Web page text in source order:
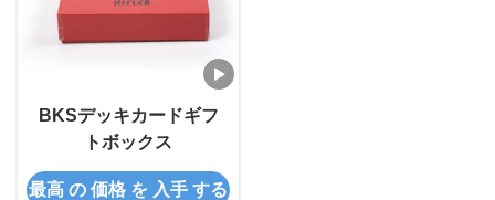
BKSデッキカードギフ
トボックス
最高 の 価格 を 入手 する